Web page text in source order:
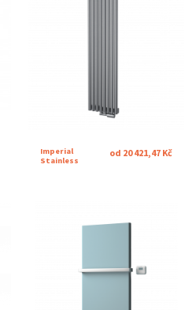
Imperial
Stainless
od 20 421,47 Kč